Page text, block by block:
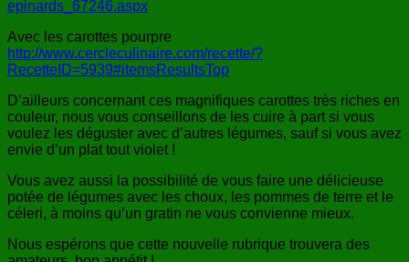
epinards_67246.aspx
Avec les carottes pourpre
http://www.cercleculinaire.com/recette/?
RecetteID=5939#itemsResultsTop
D’ailleurs concernant ces magnifiques carottes très riches en
couleur, nous vous conseillons de les cuire à part si vous
voulez les déguster avec d’autres légumes, sauf si vous avez
envie d’un plat tout violet !
Vous avez aussi la possibilité de vous faire une délicieuse
potée de légumes avec les choux, les pommes de terre et le
céleri, à moins qu’un gratin ne vous convienne mieux.
Nous espérons que cette nouvelle rubrique trouvera des